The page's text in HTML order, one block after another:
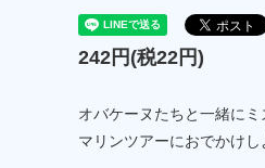
242円(税22円)
オバケーヌたちと一緒にミ
マリンツアーにおでかけし